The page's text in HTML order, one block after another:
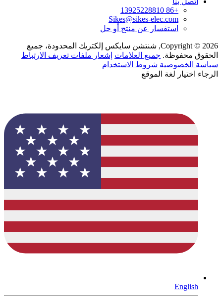
+86 13925228810
Sikes@sikes-elec.com
استفسار عن منتج أو حل
Copyright © 2026, شنتشن سايكس إلكتريك المحدودة، جميع
الحقوق محفوظة. جميع العلامات إشعار ملفات تعريف الارتباط
سياسة الخصوصية شروط الاستخدام
الرجاء اختيار لغة الموقع
English